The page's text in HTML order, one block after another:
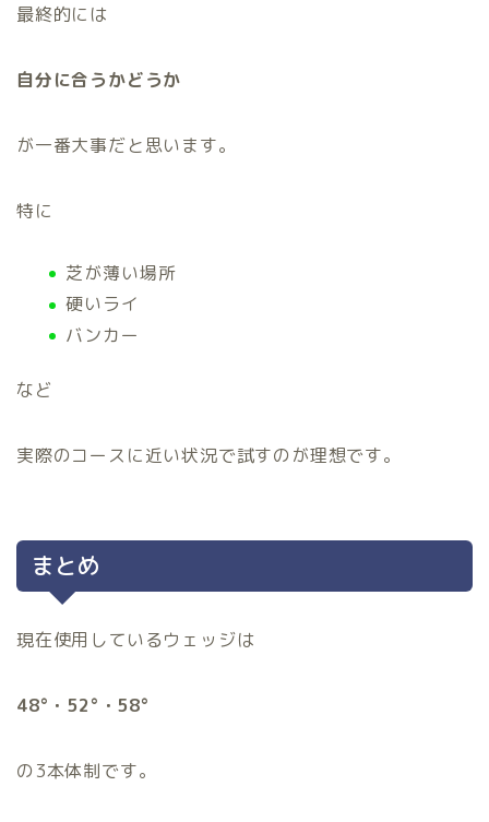
最終的には
自分に合うかどうか
が一番大事だと思います。
特に
芝が薄い場所
硬いライ
バンカー
など
実際のコースに近い状況で試すのが理想です。
まとめ
現在使用しているウェッジは
48°・52°・58°
の3本体制です。